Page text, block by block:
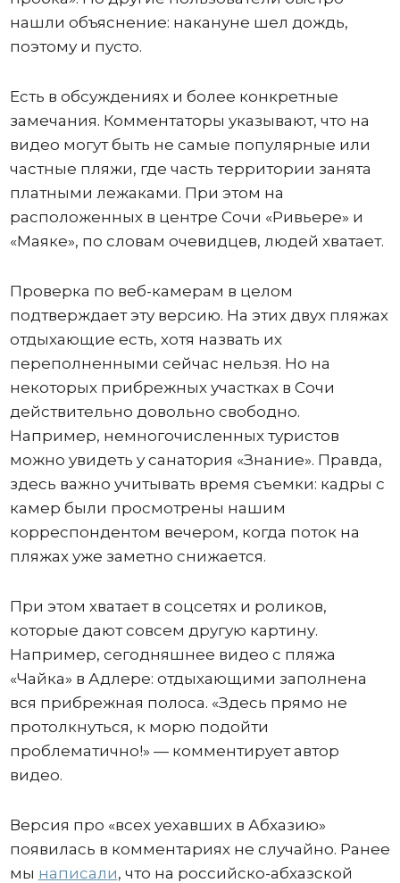
нашли объяснение: накануне шел дождь,
поэтому и пусто.
Есть в обсуждениях и более конкретные
замечания. Комментаторы указывают, что на
видео могут быть не самые популярные или
частные пляжи, где часть территории занята
платными лежаками. При этом на
расположенных в центре Сочи «Ривьере» и
«Маяке», по словам очевидцев, людей хватает.
Проверка по веб-камерам в целом
подтверждает эту версию. На этих двух пляжах
отдыхающие есть, хотя назвать их
переполненными сейчас нельзя. Но на
некоторых прибрежных участках в Сочи
действительно довольно свободно.
Например, немногочисленных туристов
можно увидеть у санатория «Знание». Правда,
здесь важно учитывать время съемки: кадры с
камер были просмотрены нашим
корреспондентом вечером, когда поток на
пляжах уже заметно снижается.
При этом хватает в соцсетях и роликов,
которые дают совсем другую картину.
Например, сегодняшнее видео с пляжа
«Чайка» в Адлере: отдыхающими заполнена
вся прибрежная полоса. «Здесь прямо не
протолкнуться, к морю подойти
проблематично!» — комментирует автор
видео.
Версия про «всех уехавших в Абхазию»
появилась в комментариях не случайно. Ранее
мы написали, что на российско-абхазской